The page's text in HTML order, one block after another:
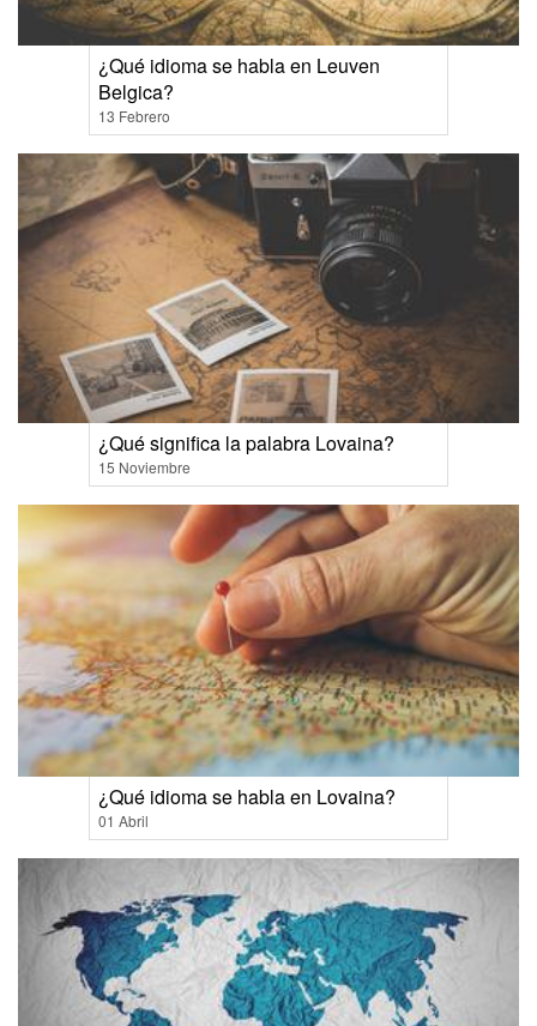
¿Qué idioma se habla en Leuven
Belgica?
13 Febrero
¿Qué significa la palabra Lovaina?
15 Noviembre
¿Qué idioma se habla en Lovaina?
01 Abril